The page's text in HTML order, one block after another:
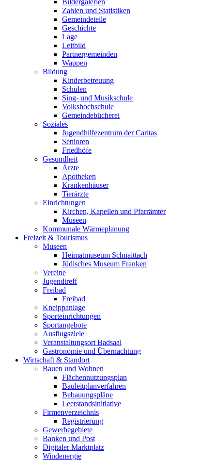
Bildergalerien
Zahlen und Statistiken
Gemeindeteile
Geschichte
Lage
Leitbild
Partnergemeinden
Wappen
Bildung
Kinderbetreuung
Schulen
Sing- und Musikschule
Volkshochschule
Gemeindebücherei
Soziales
Jugendhilfezentrum der Caritas
Senioren
Friedhöfe
Gesundheit
Ärzte
Apotheken
Krankenhäuser
Tierärzte
Einrichtungen
Kirchen, Kapellen und Pfarrämter
Museen
Kommunale Wärmeplanung
Freizeit & Tourismus
Museen
Heimatmuseum Schnaittach
Jüdisches Museum Franken
Vereine
Jugendtreff
Freibad
Freibad
Kneippanlage
Sporteinrichtungen
Sportangebote
Ausflugsziele
Veranstaltungsort Badsaal
Gastronomie und Übernachtung
Wirtschaft & Standort
Bauen und Wohnen
Flächennutzungsplan
Bauleitplanverfahren
Bebauungspläne
Leerstandsinitiative
Firmenverzeichnis
Registrierung
Gewerbegebiete
Banken und Post
Digitaler Marktplatz
Windenergie